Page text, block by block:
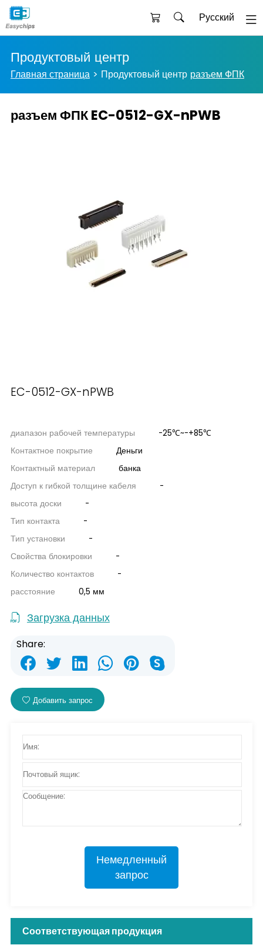
Русский
Продуктовый центр
Главная страница Продуктовый центр разъем ФПК
разъем ФПК EC-0512-GX-nPWB
EC-0512-GX-nPWB
диапазон рабочей температуры
-25℃~-+85℃
Контактное покрытие
Деньги
Контактный материал
банка
Доступ к гибкой толщине кабеля
-
высота доски
-
Тип контакта
-
Тип установки
-
Свойства блокировки
-
Количество контактов
-
расстояние
0,5 мм
Загрузка данных
Share:
Добавить запрос
Немедленный
запрос
Соответствующая продукция